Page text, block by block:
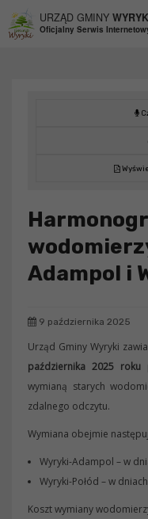
URZĄD GMINY
Oficjalny Serwis
Adampol i
9 października 2025
Urząd Gminy Wyryki
października 2025 roku
wymianą starych
zdalnego odczytu.
Wymiana obejmie
Wyryki-Adampol – w
Wyryki-Połód – w dniach
Koszt wymiany